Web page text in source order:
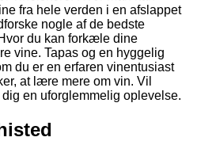
fra hele verden i en afslappet
nogle af de bedste
du kan forkæle dine
vine. Tapas og en hyggelig
du er en erfaren vinentusiast
at lære mere om vin. Vil
en uforglemmelig oplevelse.